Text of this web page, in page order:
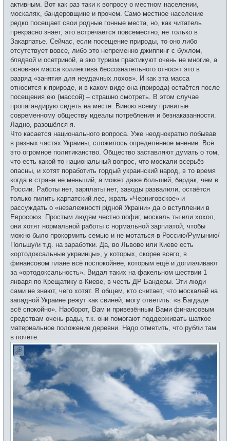
активным. Вот как раз таки к вопросу о местном населении,
москалях, бандеровщине и прочем. Само местное население
редко посещает свои родные гонные места, но, как читатель
прекрасно знает, это встречается повсеместно, не только в
Закарпатье. Сейчас, если посещение природы, то оно либо
отсутствует вовсе, либо это непременно джиппинг с бухлом,
блядвой и осетриной, а эко туризм практикуют очень не многие, а
основная масса коллектива бессознательного относят это в
разряд «занятия для неудачных лохов». И как эта масса
относится к природе, и в каком виде она (природа) остаётся после
посещения ею (массой) – страшно смотреть. В этом случае
пропагандирую сидеть на месте. Виною всему привитые
современному обществу идеалы потребления и безнаказанности.
Ладно, разошёлся я.
Что касается национального вопроса. Уже неоднократно побывав
в разных частях Украины, сложилось определённое мнение. Всё
это огромное политиканство. Общество заставляют думать о том,
что есть какой-то национальный вопрос, что москали всерьёз
опасны, и хотят поработить гордый украинский народ, в то время
когда в стране не меньший, а может даже больший, бардак, чем в
России. Работы нет, зарплаты нет, заводы развалили, остаётся
только пилить карпатский лес, жрать «Черниговское» и
рассуждать о «незалежностi рідной Украiни» да о вступлении в
Евросоюз. Простым людям честно пофиг, москаль ты или хохол,
они хотят нормальной работы с нормальной зарплатой, чтобы
можно было прокормить семью и не мотаться в Россию/Румынию/
Польшу/и т.д. на заработки. Да, во Львове или Киеве есть
«ортодоксальные украинцы», у которых, скорее всего, в
финансовом плане всё поспокойнее, которым ещё и доплачивают
за «ортодоксальность». Видал таких на факельном шествии 1
января по Крещатику в Киеве, в честь ДР Бандеры. Эти люди
сами не знают, чего хотят. В общем, кто считает, что москалей на
западной Украине режут как свиней, могу ответить: «в Багдаде
всё спокойно». Наоборот, Вам и привезённым Вами финансовым
средствам очень рады, т.к. они помогают поддерживать шаткое
материальное положение деревни. Надо отметить, что рубли там
в почёте.